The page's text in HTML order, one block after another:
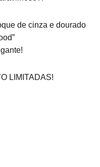
de cinza e dourado
LIMITADAS!